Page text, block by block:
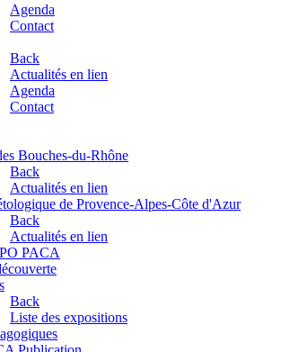
Agenda
Contact
Back
Actualités en lien
Agenda
Contact
Bouches-du-Rhône
Back
Actualités en lien
de Provence-Alpes-Côte d'Azur
Back
Actualités en lien
PACA
Back
Liste des expositions